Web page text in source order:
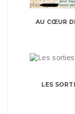
AU CŒUR
LES